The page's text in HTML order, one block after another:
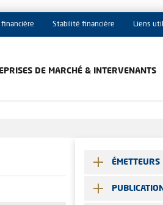
financière Stabilité financière Liens
DE MARCHÉ & INTERVENANTS
ÉMETTEURS